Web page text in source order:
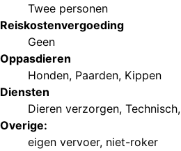
Twee personen
Reiskostenvergoeding
Geen
Oppasdieren
Honden, Paarden, Kippen
Diensten
Dieren verzorgen, Technisch,
Overige:
eigen vervoer, niet-roker